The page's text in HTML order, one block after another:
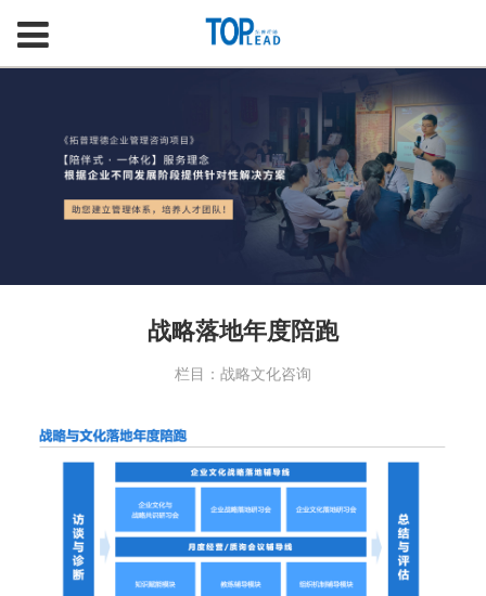
战略落地年度陪跑
栏目：战略文化咨询